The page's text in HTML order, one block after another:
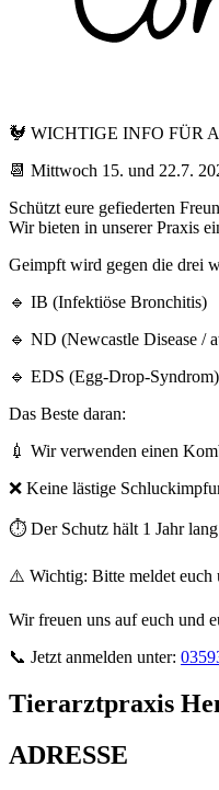
🐓 WICHTIGE INFO FÜR
📆 Mittwoch 15. und 22.7.
​Schützt eure gefiederten
Wir bieten in unserer Praxis
​Geimpft wird gegen die drei
🔹 IB (Infektiöse Bronchitis)
🔹 ND (Newcastle Disease /
🔹 EDS (Egg-Drop-Syndrom)
​Das Beste daran:
💉 Wir verwenden einen
❌ Keine lästige
⏱ Der Schutz hält 1 Jahr
⚠️ Wichtig: Bitte meldet euch
​Wir freuen uns auf euch und
​📞 Jetzt anmelden unter:
Tierarztpraxis
ADRESSE